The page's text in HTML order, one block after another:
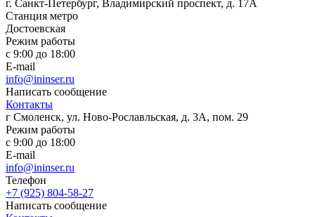
г. Санкт-Петербург, Владимирский проспект, д. 17А
Станция метро
Достоевская
Режим работы
с 9:00 до 18:00
E-mail
info@ininser.ru
Написать сообщение
Контакты
г Смоленск, ул. Ново-Рославльская, д. 3А, пом. 29
Режим работы
с 9:00 до 18:00
E-mail
info@ininser.ru
Телефон
+7 (925) 804-58-27
Написать сообщение